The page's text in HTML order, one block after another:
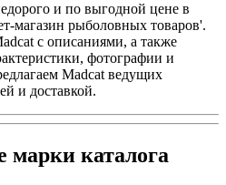
и по выгодной цене в
магазин рыболовных товаров'.
с описаниями, а также
фотографии и
Madcat ведущих
и доставкой.
марки каталога